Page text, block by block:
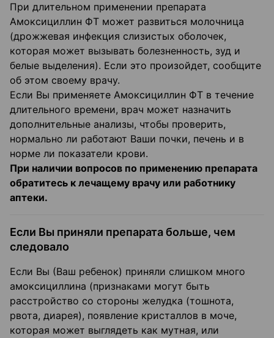
При длительном применении препарата
Амоксициллин ФТ может развиться молочница
(дрожжевая инфекция слизистых оболочек,
которая может вызывать болезненность, зуд и
белые выделения). Если это произойдет, сообщите
об этом своему врачу.
Если Вы применяете Амоксициллин ФТ в течение
длительного времени, врач может назначить
дополнительные анализы, чтобы проверить,
нормально ли работают Ваши почки, печень и в
норме ли показатели крови.
При наличии вопросов по применению препарата
обратитесь к лечащему врачу или работнику
аптеки.
Если Вы приняли препарата больше, чем
следовало
Если Вы (Ваш ребенок) приняли слишком много
амоксициллина (признаками могут быть
расстройство со стороны желудка (тошнота,
рвота, диарея), появление кристаллов в моче,
которая может выглядеть как мутная, или